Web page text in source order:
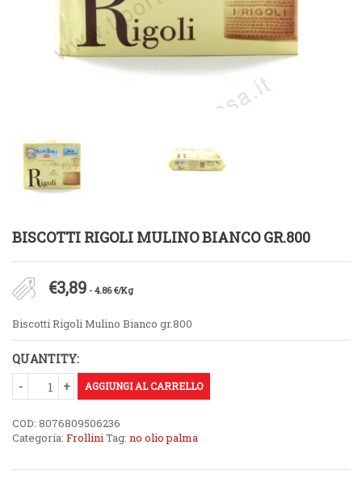
BISCOTTI RIGOLI MULINO BIANCO GR.800
€3,89 - 4.86 €/Kg
Biscotti Rigoli Mulino Bianco gr.800
QUANTITY:
AGGIUNGI AL CARRELLO
COD: 8076809506236
Categoria: FrolliniTag: no olio palma